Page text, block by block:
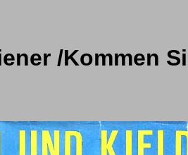
/Kommen